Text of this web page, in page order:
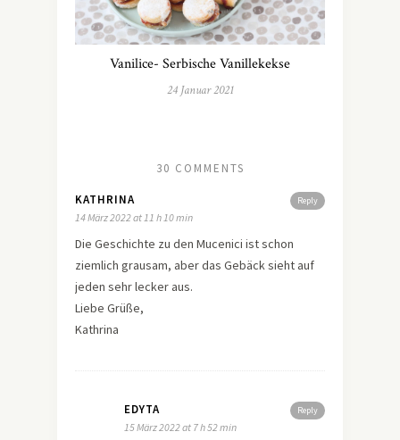
Vanilice- Serbische Vanillekekse
24 Januar 2021
30 COMMENTS
Reply
KATHRINA
14 März 2022 at 11 h 10 min
Die Geschichte zu den Mucenici ist schon
ziemlich grausam, aber das Gebäck sieht auf
jeden sehr lecker aus.
Liebe Grüße,
Kathrina
Reply
EDYTA
15 März 2022 at 7 h 52 min